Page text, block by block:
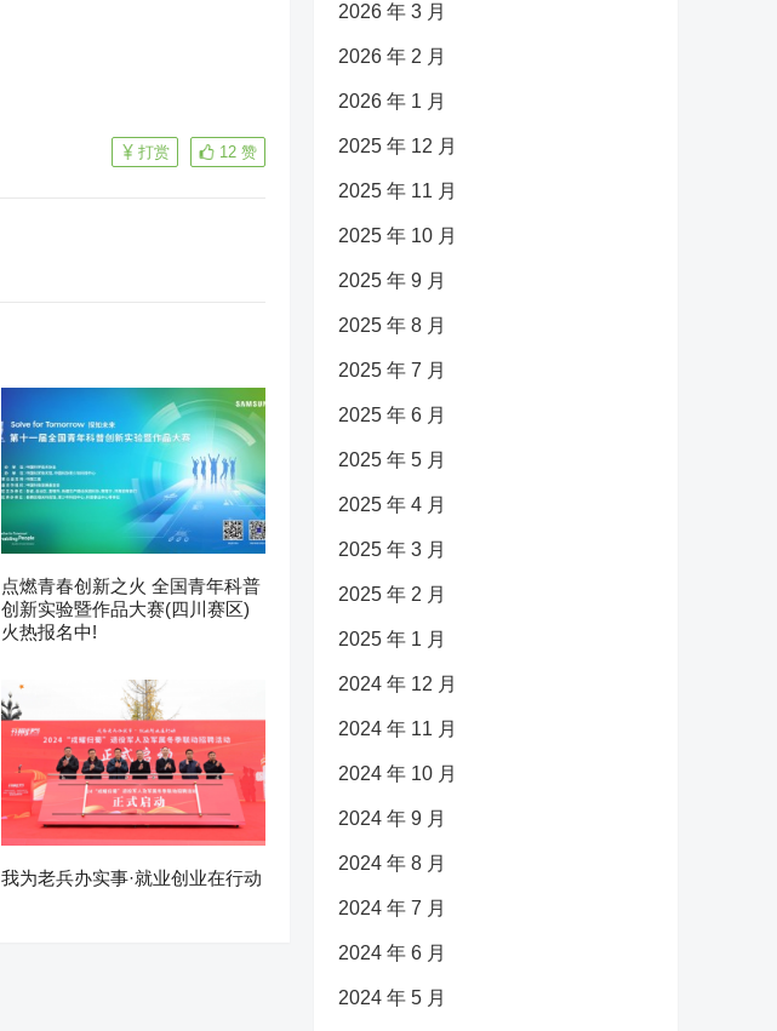
12 赞
打赏
点燃青春创新之火 全国青年科普
创新实验暨作品大赛(四川赛区)
火热报名中!
我为老兵办实事·就业创业在行动
2026 年 3 月
2026 年 2 月
2026 年 1 月
2025 年 12 月
2025 年 11 月
2025 年 10 月
2025 年 9 月
2025 年 8 月
2025 年 7 月
2025 年 6 月
2025 年 5 月
2025 年 4 月
2025 年 3 月
2025 年 2 月
2025 年 1 月
2024 年 12 月
2024 年 11 月
2024 年 10 月
2024 年 9 月
2024 年 8 月
2024 年 7 月
2024 年 6 月
2024 年 5 月